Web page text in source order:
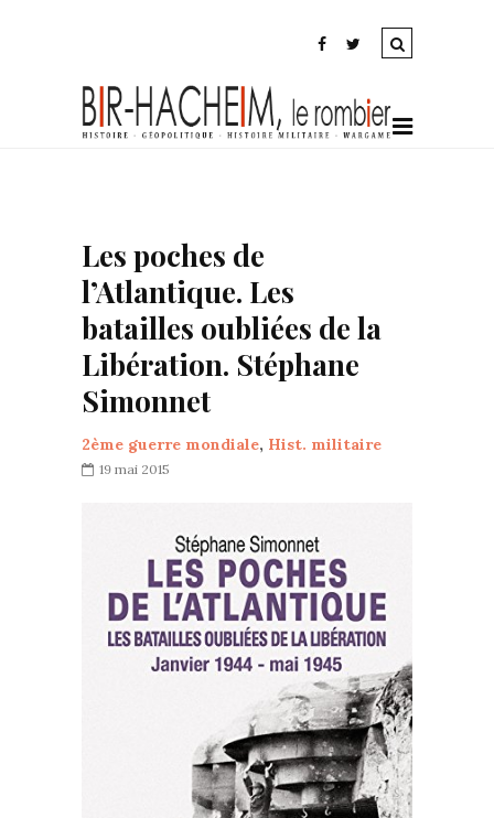
Les poches de
l’Atlantique. Les
batailles oubliées de la
Libération. Stéphane
Simonnet
2ème guerre mondiale, Hist. militaire
19 mai 2015